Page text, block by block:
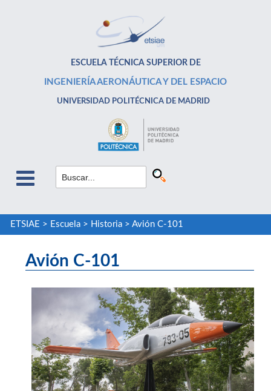
ESCUELA TÉCNICA SUPERIOR DE
INGENIERÍA AERONÁUTICA Y DEL ESPACIO
UNIVERSIDAD POLITÉCNICA DE MADRID
ETSIAE > Escuela> Historia> Avión C-101
Avión C-101